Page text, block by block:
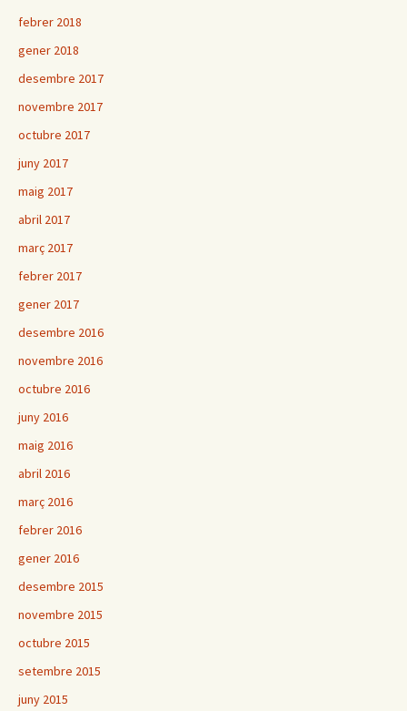
febrer 2018
gener 2018
desembre 2017
novembre 2017
octubre 2017
juny 2017
maig 2017
abril 2017
març 2017
febrer 2017
gener 2017
desembre 2016
novembre 2016
octubre 2016
juny 2016
maig 2016
abril 2016
març 2016
febrer 2016
gener 2016
desembre 2015
novembre 2015
octubre 2015
setembre 2015
juny 2015